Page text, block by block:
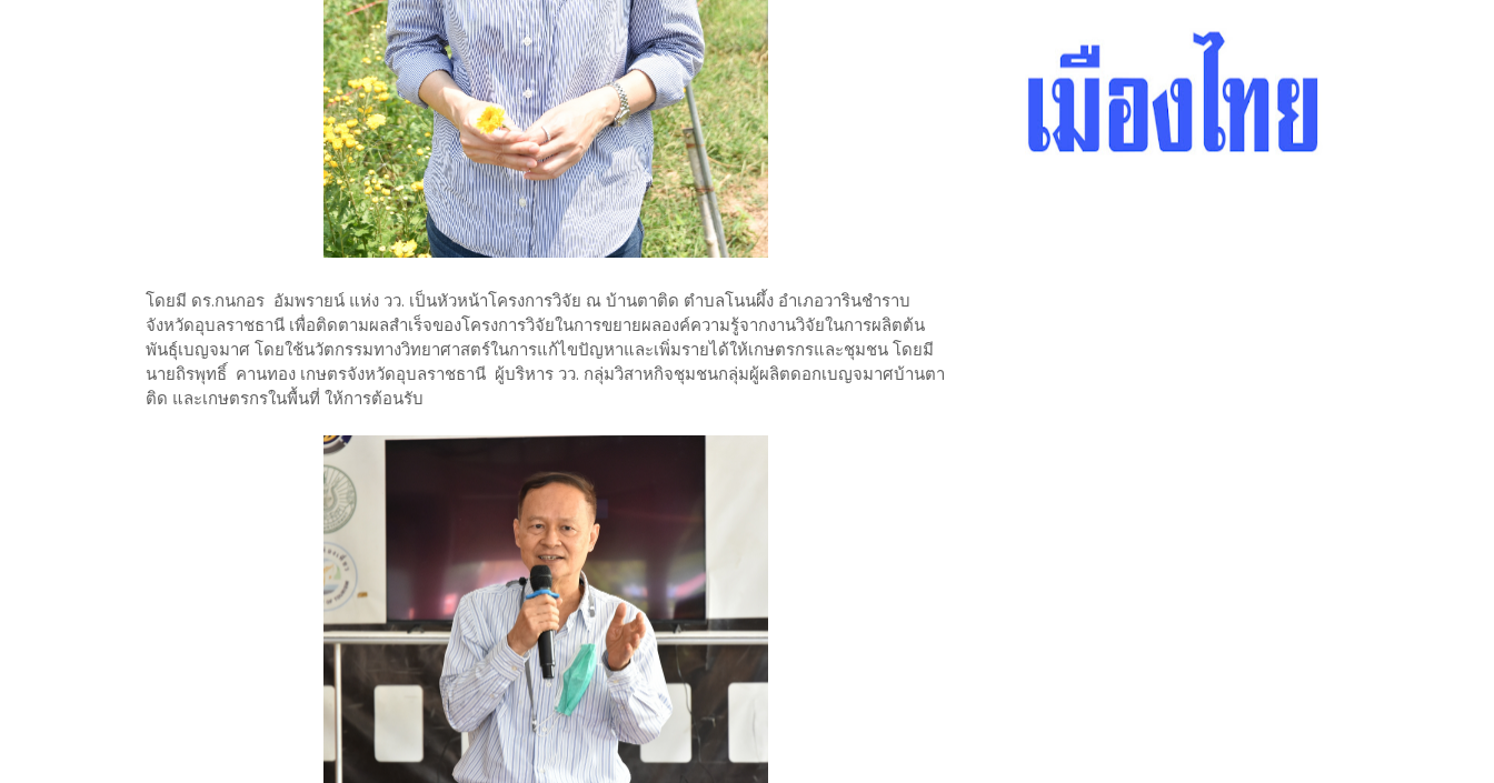
โดยมี ดร.กนกอร อัมพรายน์ แห่ง วว. เป็นหัวหน้าโครงการวิจัย ณ บ้านตาติด ตำบลโนนผึ้ง อำเภอวารินชำราบ
จังหวัดอุบลราชธานี เพื่อติดตามผลสำเร็จของโครงการวิจัยในการขยายผลองค์ความรู้จากงานวิจัยในการผลิตต้น
พันธุ์เบญจมาศ โดยใช้นวัตกรรมทางวิทยาศาสตร์ในการแก้ไขปัญหาและเพิ่มรายได้ให้เกษตรกรและชุมชน โดยมี
นายถิรพุทธิ์ คานทอง เกษตรจังหวัดอุบลราชธานี ผู้บริหาร วว. กลุ่มวิสาหกิจชุมชนกลุ่มผู้ผลิตดอกเบญจมาศบ้านตา
ติด และเกษตรกรในพื้นที่ ให้การต้อนรับ